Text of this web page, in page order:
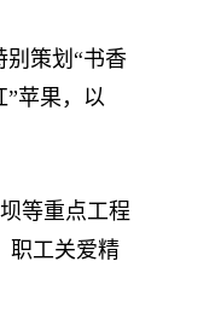
策划“书香
苹果，以
等重点工程
职工关爱精